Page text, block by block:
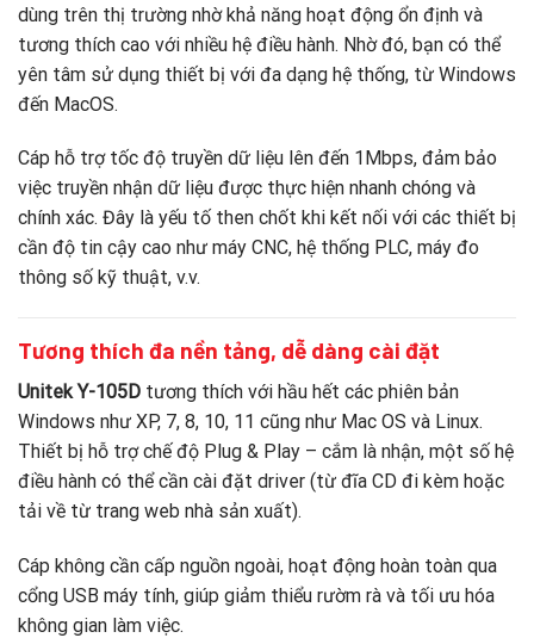
dùng trên thị trường nhờ khả năng hoạt động ổn định và
tương thích cao với nhiều hệ điều hành. Nhờ đó, bạn có thể
yên tâm sử dụng thiết bị với đa dạng hệ thống, từ Windows
đến MacOS.
Cáp hỗ trợ tốc độ truyền dữ liệu lên đến 1Mbps, đảm bảo
việc truyền nhận dữ liệu được thực hiện nhanh chóng và
chính xác. Đây là yếu tố then chốt khi kết nối với các thiết bị
cần độ tin cậy cao như máy CNC, hệ thống PLC, máy đo
thông số kỹ thuật, v.v.
Tương thích đa nền tảng, dễ dàng cài đặt
Unitek Y-105D tương thích với hầu hết các phiên bản
Windows như XP, 7, 8, 10, 11 cũng như Mac OS và Linux.
Thiết bị hỗ trợ chế độ Plug & Play – cắm là nhận, một số hệ
điều hành có thể cần cài đặt driver (từ đĩa CD đi kèm hoặc
tải về từ trang web nhà sản xuất).
Cáp không cần cấp nguồn ngoài, hoạt động hoàn toàn qua
cổng USB máy tính, giúp giảm thiểu rườm rà và tối ưu hóa
không gian làm việc.